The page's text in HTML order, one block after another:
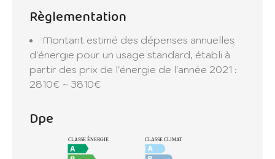
Règlementation
Montant estimé des dépenses annuelles
d'énergie pour un usage standard, établi à
partir des prix de l'énergie de l'année 2021 :
2810€ ~ 3810€
Dpe